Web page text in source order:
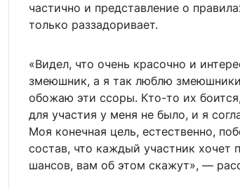
частично и представление о
только раззадоривает.
«Видел, что очень красочно и
змеюшник, а я так люблю
обожаю эти ссоры. Кто-то их
для участия у меня не было, и я
Моя конечная цель, естественно,
состав, что каждый участник хочет
шансов, вам об этом скажут», —